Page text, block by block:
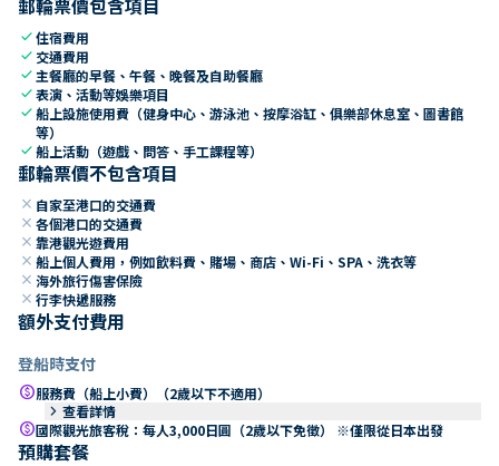
郵輪票價包含項目
check住宿費用
check 交通費用
check 主餐廳的早餐、午餐、晚餐及自助餐廳
check表演、活動等娛樂項目
check船上設施使用費（健身中心、游泳池、按摩浴缸、俱樂部休息室、圖書館
等）
check船上活動（遊戲、問答、手工課程等）
郵輪票價不包含項目
close 自家至港口的交通費
close 各個港口的交通費
close 靠港觀光遊費用
close 船上個人費用，例如飲料費、賭場、商店、Wi-Fi、SPA、洗衣等
close 海外旅行傷害保險
close 行李快遞服務
額外支付費用
登船時支付
paid服務費（船上小費）（2歲以下不適用）
keyboard_arrow_right 查看詳情
paid國際觀光旅客稅：每人3,000日圓（2歲以下免徵） ※僅限從日本出發
預購套餐